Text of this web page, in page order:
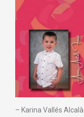
– ⁠Karina Vallés